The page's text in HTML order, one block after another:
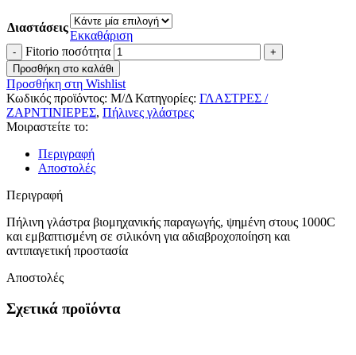
Διαστάσεις
Εκκαθάριση
Fitorio ποσότητα
Προσθήκη στο καλάθι
Προσθήκη στη Wishlist
Κωδικός προϊόντος: Μ/ΔΚατηγορίες: ΓΛΑΣΤΡΕΣ /
ΖΑΡΝΤΙΝΙΕΡΕΣ, Πήλινες γλάστρες
Μοιραστείτε το:
Περιγραφή
Αποστολές
Περιγραφή
Πήλινη γλάστρα βιομηχανικής παραγωγής, ψημένη στους 1000C
και εμβαπτισμένη σε σιλικόνη για αδιαβροχοποίηση και
αντιπαγετική προστασία
Αποστολές
Σχετικά προϊόντα